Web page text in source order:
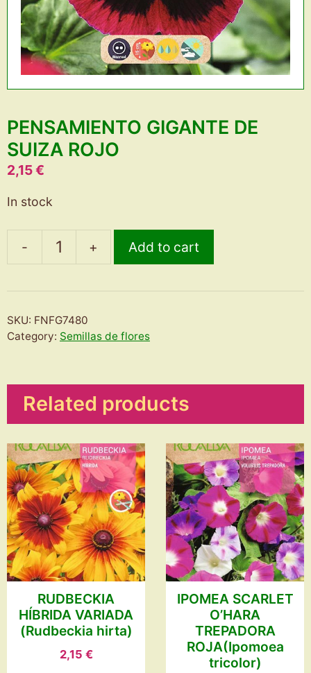
PENSAMIENTO GIGANTE DE
SUIZA ROJO
2,15€
In stock
-
PENSAMIENTO
DE
ROJO
+ Add to cart
SKU: FNFG7480
Category: Semillas de flores
Related products
RUDBECKIA
HÍBRIDA VARIADA
(Rudbeckia hirta)
2,15 €
IPOMEA SCARLET
O’HARA
TREPADORA
ROJA(Ipomoea
tricolor)